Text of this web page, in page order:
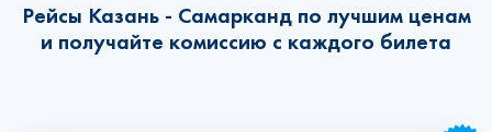
Рейсы Казань - Самарканд по лучшим ценам
и получайте комиссию с каждого билета